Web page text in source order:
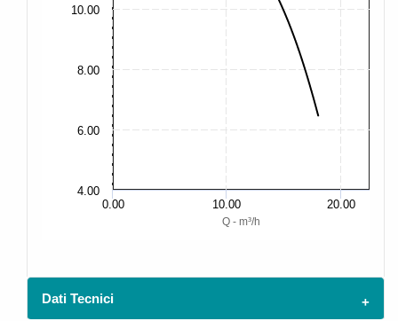
Q - m³/h
0.00 10.00 20.00
4.00
6.00
8.00
10.00
Dati Tecnici